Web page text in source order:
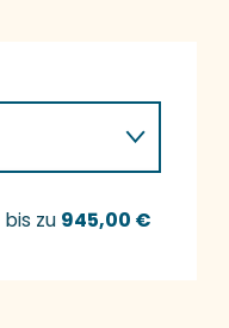
bis zu 945,00 €